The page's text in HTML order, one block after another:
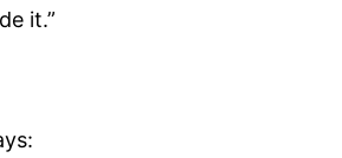
it.”